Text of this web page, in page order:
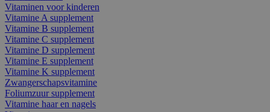
Vitaminen voor kinderen
Vitamine A supplement
Vitamine B supplement
Vitamine C supplement
Vitamine D supplement
Vitamine E supplement
Vitamine K supplement
Zwangerschapsvitamine
Foliumzuur supplement
Vitamine haar en nagels